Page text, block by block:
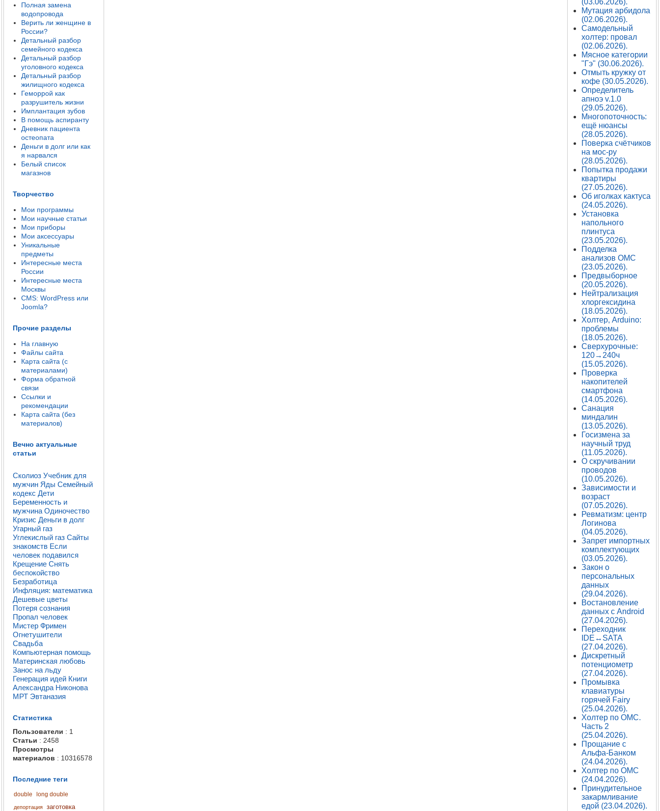
Полная замена
водопровода
Верить ли женщине в
России?
Детальный разбор
семейного кодекса
Детальный разбор
уголовного кодекса
Детальный разбор
жилищного кодекса
Геморрой как
разрушитель жизни
Имплантация зубов
В помощь аспиранту
Дневник пациента
остеопата
Деньги в долг или как
я нарвался
Белый список
магазнов
Творчество
Мои программы
Мои научные статьи
Мои приборы
Мои аксессуары
Уникальные
предметы
Интересные места
России
Интересные места
Москвы
CMS: WordPress или
Joomla?
Прочие разделы
На главную
Файлы сайта
Карта сайта (с
материалами)
Форма обратной
связи
Ссылки и
рекомендации
Карта сайта (без
материалов)
Вечно актуальные
статьи
Сколиоз Учебник для
мужчин Яды Семейный
кодекс Дети
Беременность и
мужчина Одиночество
Кризис Деньги в долг
Угарный газ
Углекислый газ Сайты
знакомств Если
человек подавился
Крещение Снять
беспокойство
Безработица
Инфляция: математика
Дешевые цветы
Потеря сознания
Пропал человек
Мистер Фримен
Огнетушители
Свадьба
Компьютерная помощь
Материнская любовь
Занос на льду
Генерация идей Книги
Александра Никонова
МРТ Эвтаназия
Статистика
Пользователи : 1
Статьи : 2458
Просмотры
материалов : 10316578
Последние теги
double long double
депортация заготовка
(03.06.2026).
Мутация арбидола
(02.06.2026).
Самодельный
холтер: провал
(02.06.2026).
Мясное категории
"Гэ" (30.06.2026).
Отмыть кружку от
кофе (30.05.2026).
Определитель
апноэ v.1.0
(29.05.2026).
Многопоточность:
ещё нюансы
(28.05.2026).
Поверка счётчиков
на мос-ру
(28.05.2026).
Попытка продажи
квартиры
(27.05.2026).
Об иголках кактуса
(24.05.2026).
Установка
напольного
плинтуса
(23.05.2026).
Подделка
анализов ОМС
(23.05.2026).
Предвыборное
(20.05.2026).
Нейтрализация
хлоргексидина
(18.05.2026).
Холтер, Arduino:
проблемы
(18.05.2026).
Сверхурочные:
120→240ч
(15.05.2026).
Проверка
накопителей
смартфона
(14.05.2026).
Санация
миндалин
(13.05.2026).
Госизмена за
научный труд
(11.05.2026).
О скручивании
проводов
(10.05.2026).
Зависимости и
возраст
(07.05.2026).
Ревматизм: центр
Логинова
(04.05.2026).
Запрет импортных
комплектующих
(03.05.2026).
Закон о
персональных
данных
(29.04.2026).
Востановление
данных с Android
(27.04.2026).
Переходник
IDE↔SATA
(27.04.2026).
Дискретный
потенциометр
(27.04.2026).
Промывка
клавиатуры
горячей Fairy
(25.04.2026).
Холтер по ОМС.
Часть 2
(25.04.2026).
Прощание с
Альфа-Банком
(24.04.2026).
Холтер по ОМС
(24.04.2026).
Принудительное
закармливание
едой (23.04.2026).